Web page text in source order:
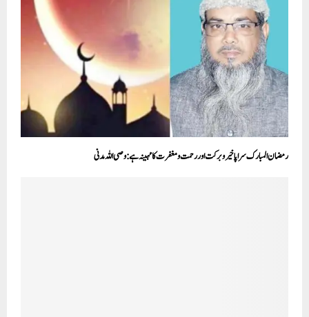
رمضان المبارک سراپا خیر وبرکت اور رحمت ومغفرت کامہینہ ہے:وصی اللہ مدنی